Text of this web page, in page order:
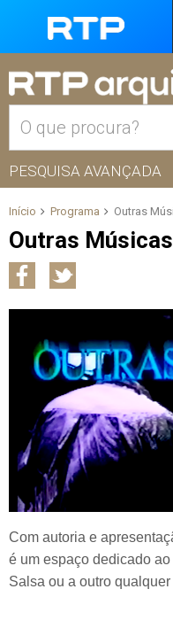
PESQUISA AVANÇADA
Início Programa Outras
Outras Músicas
Com autoria e
é um espaço dedicado
Salsa ou a outro